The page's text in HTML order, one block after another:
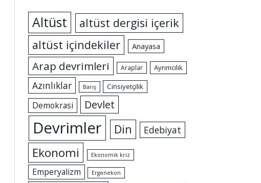
Altüst
altüst dergisi içerik
altüst içindekiler
Anayasa
Arap devrimleri Araplar Ayrımcılık
Azınlıklar Barış Cinsiyetçilik
Demokrasi Devlet
Devrimler Din Edebiyat
Ekonomi Ekonomik kriz
Emperyalizm Ergenekon